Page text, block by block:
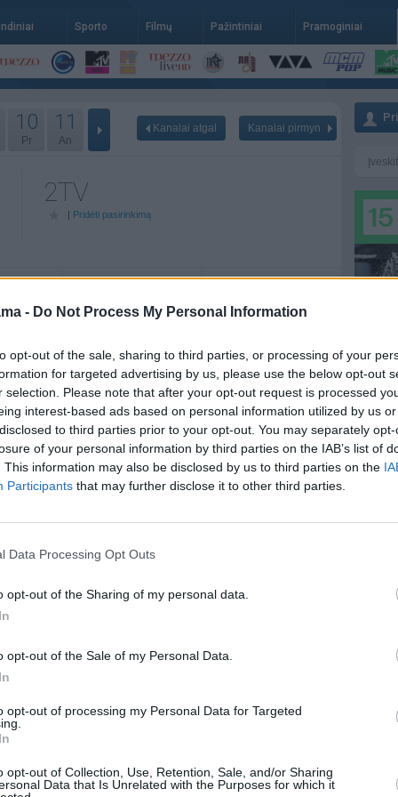
- Do Not Process My Personal Information
opt-out of the sale, sharing to third parties, or processing of your
for targeted advertising by us, please use the below opt-out
selection. Please note that after your opt-out request is processed
interest-based ads based on personal information utilized by us
to third parties prior to your opt-out. You may separately
of your personal information by third parties on the IAB’s list of
This information may also be disclosed by us to third parties on the
Participants that may further disclose it to other third parties.
Data Processing Opt Outs
opt-out of the Sharing of my personal data.
opt-out of the Sale of my Personal Data.
opt-out of processing my Personal Data for Targeted
opt-out of Collection, Use, Retention, Sale, and/or Sharing
Data that Is Unrelated with the Purposes for which it
Sporto Filmų Pažintiniai Pramoginiai
10
Pr
11
An
Kanalai atgal Kanalai pirmyn
2TV
| Pridėti pasirinkimą
Top 10
09:00Pabun2
11:00Nenuobo2
17:00 Lietuvos Top 10
18:00Pa2kim
2zgės
televizija - meninė
instaliacija
09:00Pabun2
11:00Nenuobo2
16:00
Šok TikTok
17:00Pa2kim
23:00 2zgės
00:00
03:002TV muzika.